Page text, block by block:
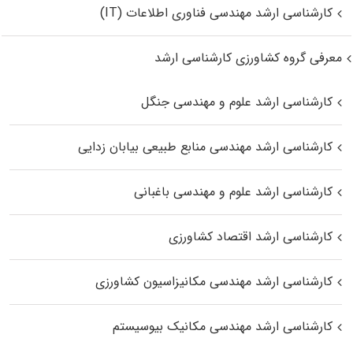
کارشناسی ارشد مهندسی فناوری اطلاعات (IT)
معرفی گروه کشاورزی کارشناسی ارشد
کارشناسی ارشد علوم و مهندسی جنگل
کارشناسی ارشد مهندسی منابع طبیعی بیابان زدایی
کارشناسی ارشد علوم و مهندسی باغبانی
کارشناسی ارشد اقتصاد کشاورزی
کارشناسی ارشد مهندسی مکانیزاسیون کشاورزی
کارشناسی ارشد مهندسی مکانیک بیوسیستم